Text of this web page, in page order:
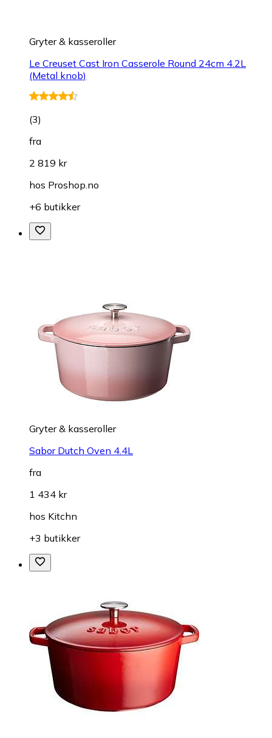
Gryter & kasseroller
Le Creuset Cast Iron Casserole Round 24cm 4.2L
(Metal knob)
(3)
fra
2 819 kr
hos Proshop.no
+6 butikker
Gryter & kasseroller
Sabor Dutch Oven 4.4L
fra
1 434 kr
hos Kitchn
+3 butikker